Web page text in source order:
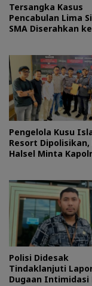
Tersangka Kasus
Pencabulan Lima
SMA Diserahkan
Pengelola Kusu
Resort Dipolisikan,
Halsel Minta
Polisi Didesak
Tindaklanjuti
Dugaan Intimidasi